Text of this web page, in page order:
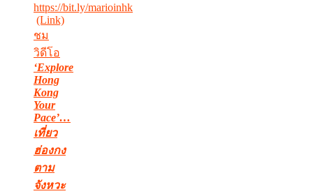
https://bit.ly/marioinhk
(Link)
ชม
วิดีโอ
‘Explore
Hong
Kong
Your
Pace’…
เที่ยว
ฮ่องกง
ตาม
จังหวะ